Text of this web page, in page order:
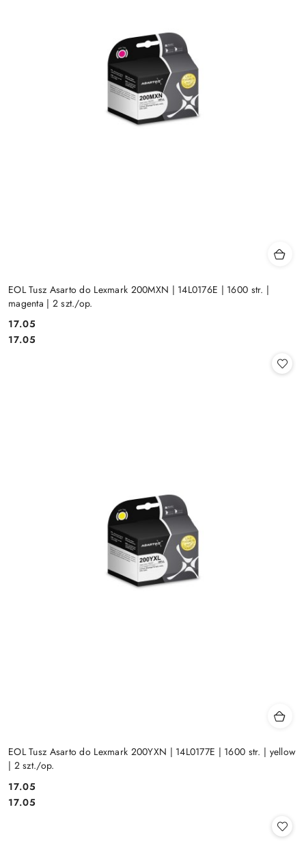
EOL Tusz Asarto do Lexmark 200MXN | 14L0176E | 1600 str. |
magenta | 2 szt./op.
Cena:
17.05
Cena:
17.05
EOL Tusz Asarto do Lexmark 200YXN | 14L0177E | 1600 str. | yellow
| 2 szt./op.
Cena:
17.05
Cena:
17.05